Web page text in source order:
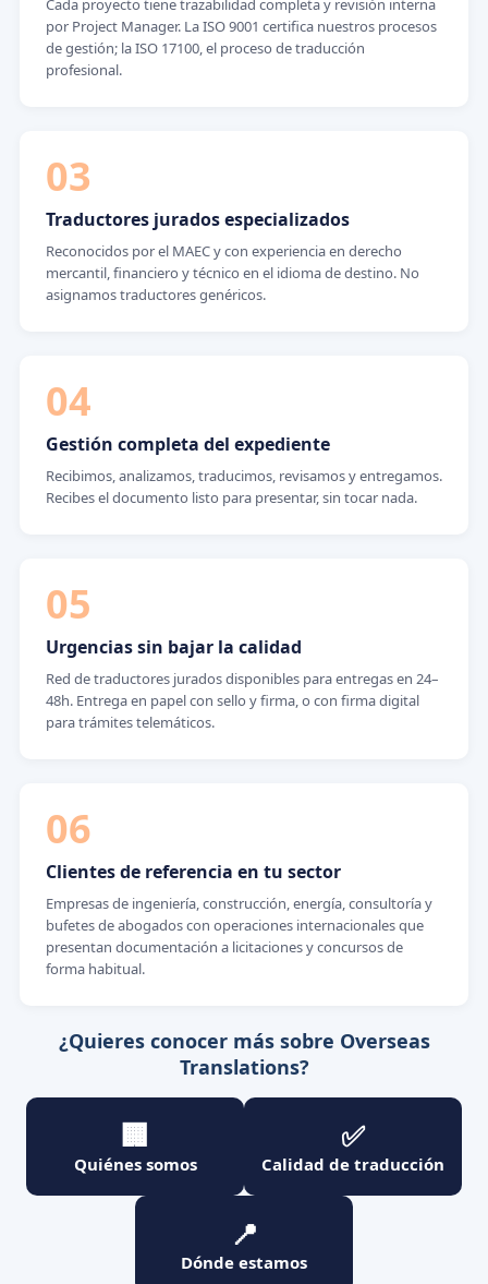
Cada proyecto tiene trazabilidad completa y revisión interna
por Project Manager. La ISO 9001 certifica nuestros procesos
de gestión; la ISO 17100, el proceso de traducción
profesional.
03
Traductores jurados especializados
Reconocidos por el MAEC y con experiencia en derecho
mercantil, financiero y técnico en el idioma de destino. No
asignamos traductores genéricos.
04
Gestión completa del expediente
Recibimos, analizamos, traducimos, revisamos y entregamos.
Recibes el documento listo para presentar, sin tocar nada.
05
Urgencias sin bajar la calidad
Red de traductores jurados disponibles para entregas en 24–
48h. Entrega en papel con sello y firma, o con firma digital
para trámites telemáticos.
06
Clientes de referencia en tu sector
Empresas de ingeniería, construcción, energía, consultoría y
bufetes de abogados con operaciones internacionales que
presentan documentación a licitaciones y concursos de
forma habitual.
¿Quieres conocer más sobre Overseas
Translations?
🏢
Quiénes somos
✅
Calidad de traducción
📍
Dónde estamos